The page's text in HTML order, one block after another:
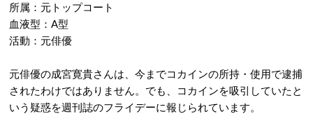
所属：元トップコート
血液型：A型
活動：元俳優
元俳優の成宮寛貴さんは、今までコカインの所持・使用で逮捕
されたわけではありません。でも、コカインを吸引していたと
いう疑惑を週刊誌のフライデーに報じられています。